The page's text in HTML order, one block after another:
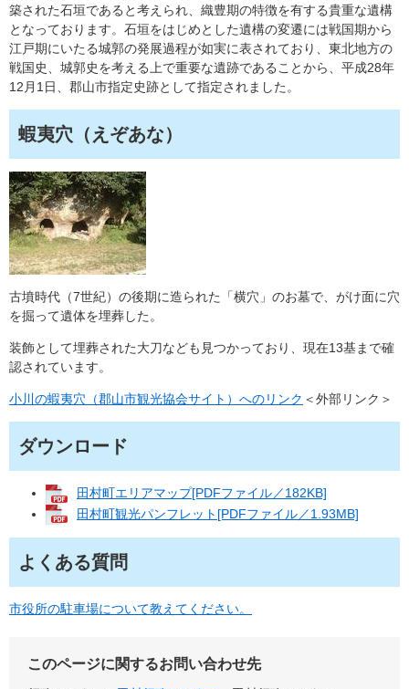
築された石垣であると考えられ、織豊期の特徴を有する貴重な遺構
となっております。石垣をはじめとした遺構の変遷には戦国期から
江戸期にいたる城郭の発展過程が如実に表されており、東北地方の
戦国史、城郭史を考える上で重要な遺跡であることから、平成28年
12月1日、郡山市指定史跡として指定されました。
蝦夷穴（えぞあな）
古墳時代（7世紀）の後期に造られた「横穴」のお墓で、がけ面に穴
を掘って遺体を埋葬した。
装飾として埋葬された大刀なども見つかっており、現在13基まで確
認されています。
小川の蝦夷穴（郡山市観光協会サイト）へのリンク ＜外部リンク＞
ダウンロード
田村町エリアマップ[PDFファイル／182KB]
田村町観光パンフレット[PDFファイル／1.93MB]
よくある質問
市役所の駐車場について教えてください。
このページに関するお問い合わせ先